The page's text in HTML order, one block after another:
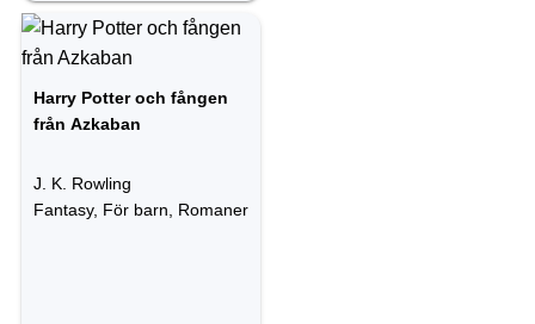
Harry Potter och fången
från Azkaban
J. K. Rowling
Fantasy, För barn, Romaner